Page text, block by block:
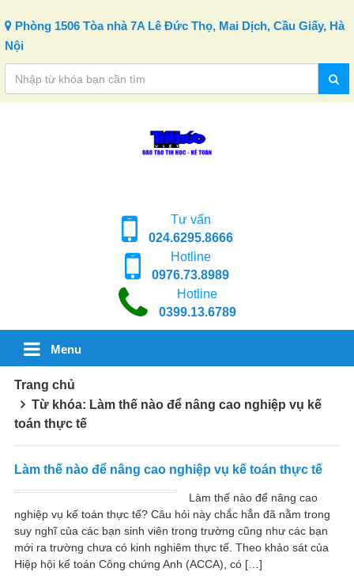
Phòng 1506 Tòa nhà 7A Lê Đức Thọ, Mai Dịch, Cầu Giấy, Hà
Nội
Tư vấn
024.6295.8666
Hotline
0976.73.8989
Hotline
0399.13.6789
Menu
Trang chủ
Từ khóa: Làm thế nào để nâng cao nghiệp vụ kế
toán thực tế
Làm thế nào để nâng cao nghiệp vụ kế toán thực tế
Làm thế nào để nâng cao
nghiệp vụ kế toán thực tế? Câu hỏi này chắc hẳn đã nằm trong
suy nghĩ của các bạn sinh viên trong trường cũng như các bạn
mới ra trường chưa có kinh nghiêm thực tế. Theo khảo sát của
Hiệp hội kế toán Công chứng Anh (ACCA), có […]